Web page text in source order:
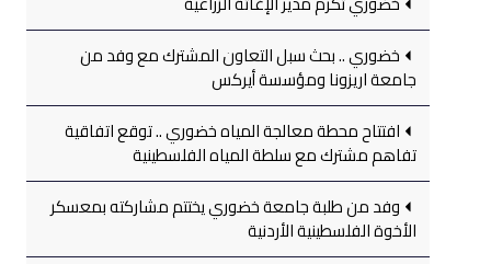
خضوري .. بحث سبل التعاون المشترك مع وفد من
جامعة اريزونا ومؤسسة أيركس
افتتاح محطة معالجة المياه خضوري .. توقع اتفاقية
تفاهم مشترك مع سلطة المياه الفلسطينية
وفد من طلبة جامعة خضوري يختتم مشاركته بمعسكر
الأخوة الفلسطينية الأردنية